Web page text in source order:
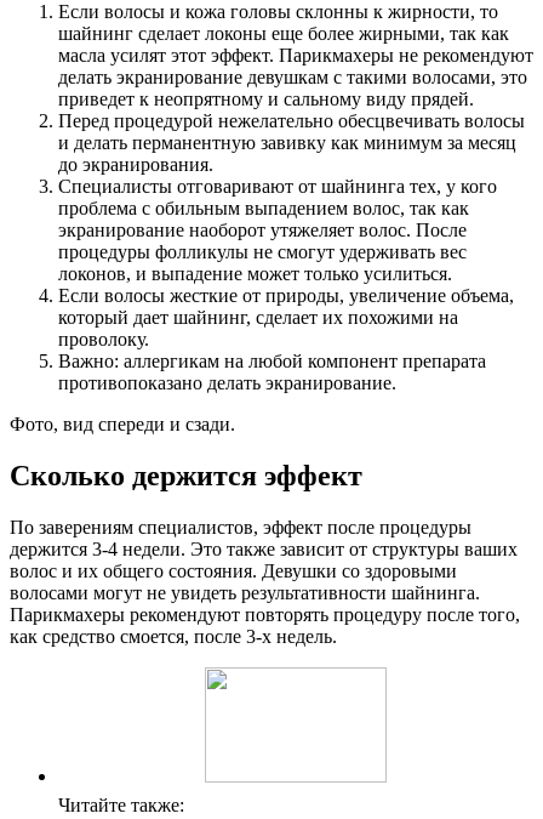
Если волосы и кожа головы склонны к жирности, то
шайнинг сделает локоны еще более жирными, так как
масла усилят этот эффект. Парикмахеры не рекомендуют
делать экранирование девушкам с такими волосами, это
приведет к неопрятному и сальному виду прядей.
Перед процедурой нежелательно обесцвечивать волосы
и делать перманентную завивку как минимум за месяц
до экранирования.
Специалисты отговаривают от шайнинга тех, у кого
проблема с обильным выпадением волос, так как
экранирование наоборот утяжеляет волос. После
процедуры фолликулы не смогут удерживать вес
локонов, и выпадение может только усилиться.
Если волосы жесткие от природы, увеличение объема,
который дает шайнинг, сделает их похожими на
проволоку.
Важно: аллергикам на любой компонент препарата
противопоказано делать экранирование.
Фото, вид спереди и сзади.
Сколько держится эффект
По заверениям специалистов, эффект после процедуры
держится 3-4 недели. Это также зависит от структуры ваших
волос и их общего состояния. Девушки со здоровыми
волосами могут не увидеть результативности шайнинга.
Парикмахеры рекомендуют повторять процедуру после того,
как средство смоется, после 3-х недель.
Читайте также: